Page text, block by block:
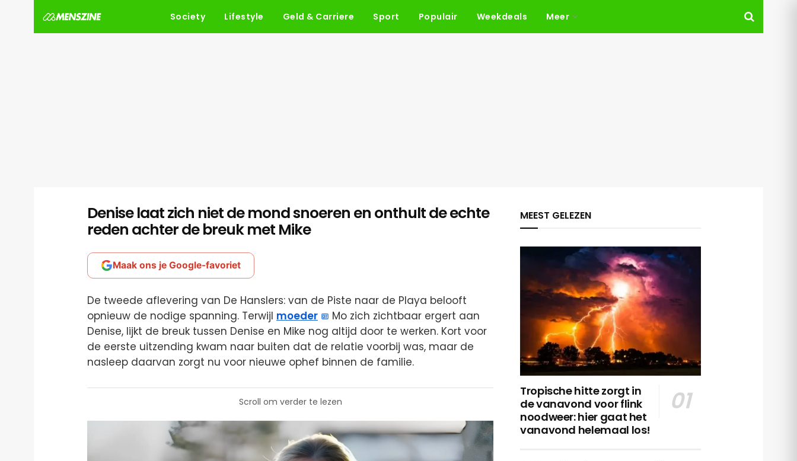
Society Lifestyle Geld & Carriere Sport Populair Weekdeals Meer
Denise laat zich niet de mond snoeren en onthult de echte
reden achter de breuk met Mike
Maak ons je Google-favoriet
De tweede aflevering van De Hanslers: van de Piste naar de Playa belooft
opnieuw de nodige spanning. Terwijl moeder
Mo zich zichtbaar ergert aan
Denise, lijkt de breuk tussen Denise en Mike nog altijd door te werken. Kort voor
de eerste uitzending kwam naar buiten dat de relatie voorbij was, maar de
nasleep daarvan zorgt nu voor nieuwe ophef binnen de familie.
Scroll om verder te lezen
MEEST GELEZEN
Tropische hitte zorgt in
de vanavond voor flink
noodweer: hier gaat het
vanavond helemaal los!